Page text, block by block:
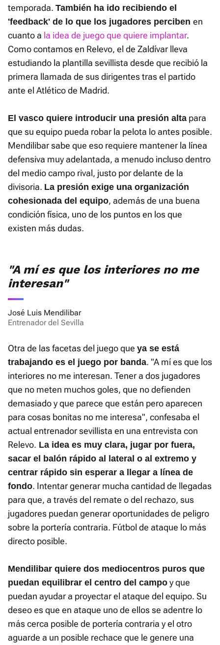
temporada. También ha ido recibiendo el
'feedback' de lo que los jugadores perciben en
cuanto a la idea de juego que quiere implantar.
Como contamos en Relevo, el de Zaldívar lleva
estudiando la plantilla sevillista desde que recibió la
primera llamada de sus dirigentes tras el partido
ante el Atlético de Madrid.
El vasco quiere introducir una presión alta para
que su equipo pueda robar la pelota lo antes posible.
Mendilibar sabe que eso requiere mantener la línea
defensiva muy adelantada, a menudo incluso dentro
del medio campo rival, justo por delante de la
divisoria. La presión exige una organización
cohesionada del equipo, además de una buena
condición física, uno de los puntos en los que
existen más dudas.
"A mí es que los interiores no me
interesan"
José Luis Mendilibar
Entrenador del Sevilla
Otra de las facetas del juego que ya se está
trabajando es el juego por banda. "A mí es que los
interiores no me interesan. Tener a dos jugadores
que no meten muchos goles, que no defienden
demasiado y que parece que están pero aparecen
para cosas bonitas no me interesa", confesaba el
actual entrenador sevillista en una entrevista con
Relevo. La idea es muy clara, jugar por fuera,
sacar el balón rápido al lateral o al extremo y
centrar rápido sin esperar a llegar a línea de
fondo. Intentar generar mucha cantidad de llegadas
para que, a través del remate o del rechazo, sus
jugadores puedan generar oportunidades de peligro
sobre la portería contraria. Fútbol de ataque lo más
directo posible.
Mendilibar quiere dos mediocentros puros que
puedan equilibrar el centro del campo y que
puedan ayudar a proyectar el ataque del equipo. Su
deseo es que en ataque uno de ellos se adentre lo
más cerca posible de portería contraria y el otro
aguarde a un posible rechace que le genere una